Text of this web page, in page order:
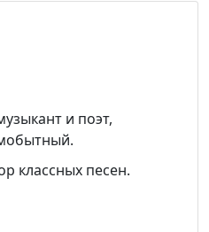
и поэт,
классных песен.